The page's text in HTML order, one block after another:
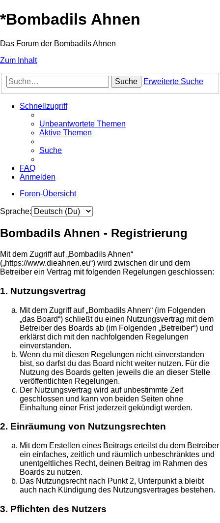
*Bombadils Ahnen
Das Forum der Bombadils Ahnen
Zum Inhalt
Suche Erweiterte Suche
Schnellzugriff
Unbeantwortete Themen
Aktive Themen
Suche
FAQ
Anmelden
Foren-Übersicht
Sprache:
Bombadils Ahnen - Registrierung
Mit dem Zugriff auf „Bombadils Ahnen“
(„https://www.dieahnen.eu“) wird zwischen dir und dem
Betreiber ein Vertrag mit folgenden Regelungen geschlossen:
1. Nutzungsvertrag
Mit dem Zugriff auf „Bombadils Ahnen“ (im Folgenden
„das Board“) schließt du einen Nutzungsvertrag mit dem
Betreiber des Boards ab (im Folgenden „Betreiber“) und
erklärst dich mit den nachfolgenden Regelungen
einverstanden.
Wenn du mit diesen Regelungen nicht einverstanden
bist, so darfst du das Board nicht weiter nutzen. Für die
Nutzung des Boards gelten jeweils die an dieser Stelle
veröffentlichten Regelungen.
Der Nutzungsvertrag wird auf unbestimmte Zeit
geschlossen und kann von beiden Seiten ohne
Einhaltung einer Frist jederzeit gekündigt werden.
2. Einräumung von Nutzungsrechten
Mit dem Erstellen eines Beitrags erteilst du dem Betreiber
ein einfaches, zeitlich und räumlich unbeschränktes und
unentgeltliches Recht, deinen Beitrag im Rahmen des
Boards zu nutzen.
Das Nutzungsrecht nach Punkt 2, Unterpunkt a bleibt
auch nach Kündigung des Nutzungsvertrages bestehen.
3. Pflichten des Nutzers